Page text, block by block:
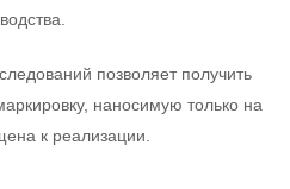
позволяет получить
наносимую только на
к реализации.